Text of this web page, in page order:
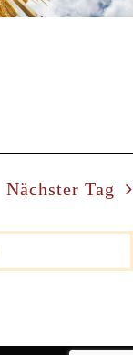
Nächster Tag